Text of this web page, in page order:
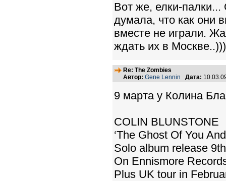
Вот же, елки-
думала, что как они
вместе не играли.
ждать их в
Re: The Zombies
Автор: Gene Lennin Дата:
9 марта у Колина
COLIN BLUNSTONE
‘The Ghost Of You
Solo album release
On Ennismore
Plus UK tour in